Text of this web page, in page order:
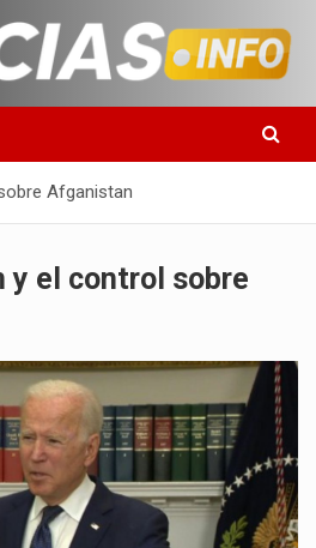
Afganistan
y el control sobre